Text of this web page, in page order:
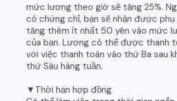
mức lương theo giờ sẽ tăng 25%.
có chứng chỉ, bạn sẽ nhận được
tăng thêm ít nhất 50 yên vào mức
của bạn. Lương có thể được thanh
với việc thanh toán vào thứ Ba sau
thứ Sáu hàng tuần.
▼Thời hạn hợp đồng